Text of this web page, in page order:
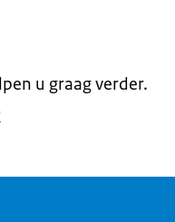
u graag verder.